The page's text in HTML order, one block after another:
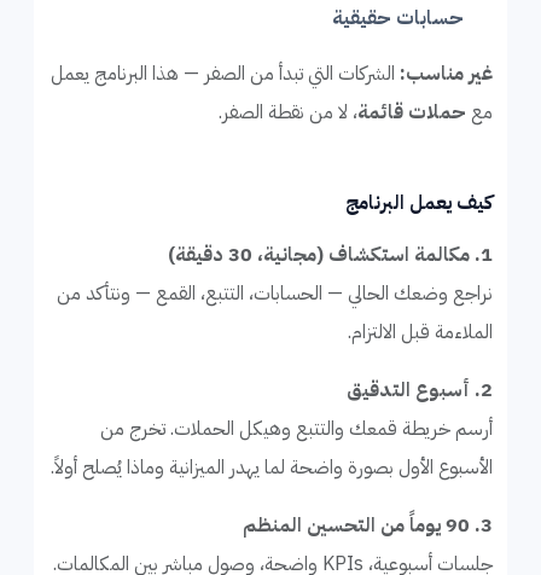
حسابات حقيقية
غير مناسب: الشركات التي تبدأ من الصفر — هذا البرنامج يعمل
مع حملات قائمة، لا من نقطة الصفر.
كيف يعمل البرنامج
1. مكالمة استكشاف (مجانية، 30 دقيقة)
نراجع وضعك الحالي — الحسابات، التتبع، القمع — ونتأكد من
الملاءمة قبل الالتزام.
2. أسبوع التدقيق
أرسم خريطة قمعك والتتبع وهيكل الحملات. تخرج من
الأسبوع الأول بصورة واضحة لما يهدر الميزانية وماذا يُصلح أولاً.
3. 90 يوماً من التحسين المنظم
جلسات أسبوعية، KPIs واضحة، وصول مباشر بين المكالمات.